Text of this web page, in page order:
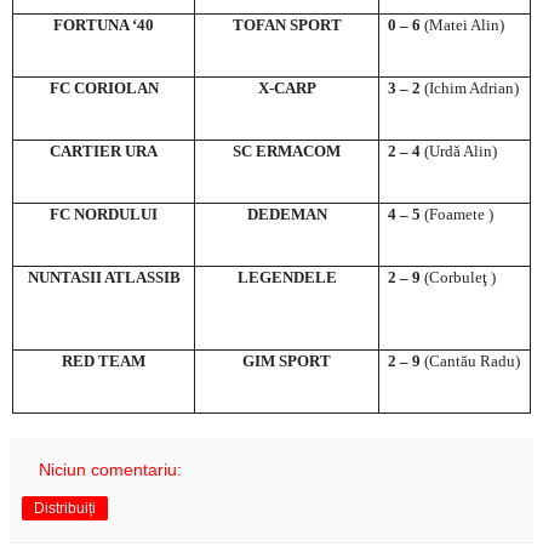
FORTUNA ‘40 TOFAN SPORT 0 – 6(Matei Alin)
FC CORIOLAN X-CARP 3 – 2(Ichim Adrian)
CARTIER URA SC ERMACOM 2 – 4(Urdă Alin)
FC NORDULUI DEDEMAN 4 – 5(Foamete )
NUNTASII ATLASSIB LEGENDELE 2 – 9(Corbuleţ )
RED TEAM GIM SPORT 2 – 9(Cantău Radu)
Niciun comentariu:
Distribuiți